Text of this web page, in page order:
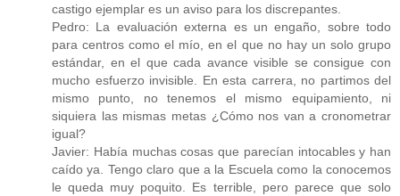
castigo ejemplar es un aviso para los discrepantes.
Pedro: La evaluación externa es un engaño, sobre todo
para centros como el mío, en el que no hay un solo grupo
estándar, en el que cada avance visible se consigue con
mucho esfuerzo invisible. En esta carrera, no partimos del
mismo punto, no tenemos el mismo equipamiento, ni
siquiera las mismas metas ¿Cómo nos van a cronometrar
igual?
Javier: Había muchas cosas que parecían intocables y han
caído ya. Tengo claro que a la Escuela como la conocemos
le queda muy poquito. Es terrible, pero parece que solo